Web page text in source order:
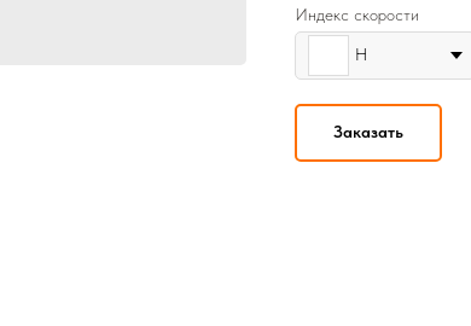
Индекс скорости
H
Заказать